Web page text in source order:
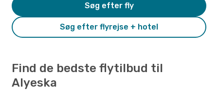
Søg efter flyrejse + hotel
Søg efter fly
Find de bedste flytilbud til
Alyeska